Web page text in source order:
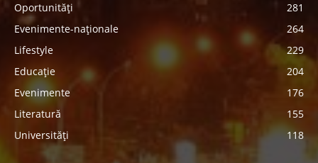
Oportunități
281
Evenimente-naționale
264
Lifestyle
229
Educație
204
Evenimente
176
Literatură
155
Universități
118